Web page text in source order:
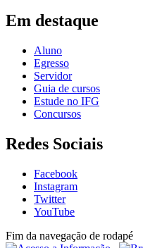
Em destaque
Aluno
Egresso
Servidor
Guia de cursos
Estude no IFG
Concursos
Redes Sociais
Facebook
Instagram
Twitter
YouTube
Fim da navegação de rodapé